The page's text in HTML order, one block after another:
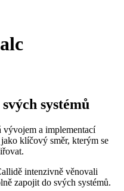
systémů
vývojem a implementací
klíčový směr, kterým se
intenzivně věnovali
zapojit do svých systémů.